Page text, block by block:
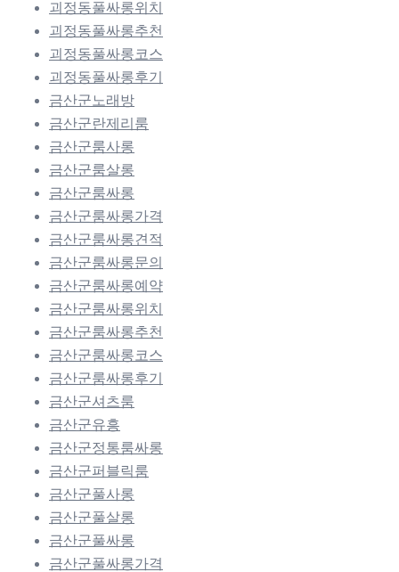
괴정동풀싸롱위치
괴정동풀싸롱추천
괴정동풀싸롱코스
괴정동풀싸롱후기
금산군노래방
금산군란제리룸
금산군룸사롱
금산군룸살롱
금산군룸싸롱
금산군룸싸롱가격
금산군룸싸롱견적
금산군룸싸롱문의
금산군룸싸롱예약
금산군룸싸롱위치
금산군룸싸롱추천
금산군룸싸롱코스
금산군룸싸롱후기
금산군셔츠룸
금산군유흥
금산군정통룸싸롱
금산군퍼블릭룸
금산군풀사롱
금산군풀살롱
금산군풀싸롱
금산군풀싸롱가격